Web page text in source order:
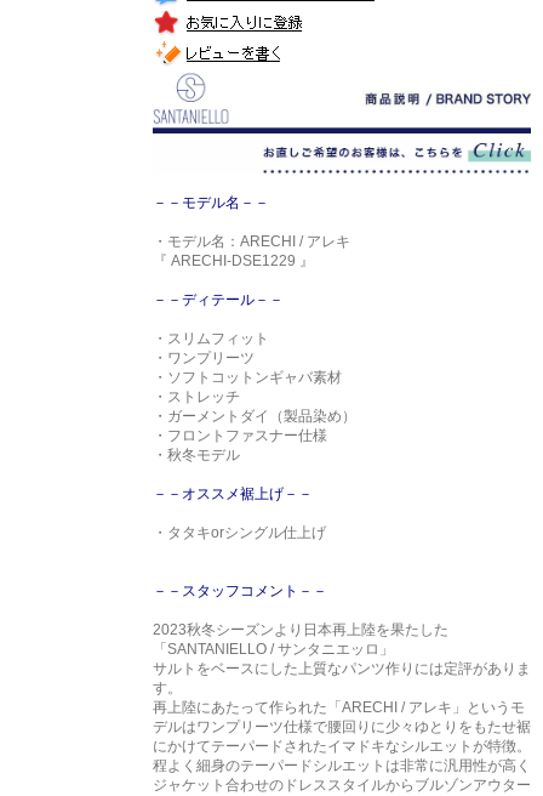
－－モデル名－－
・モデル名：ARECHI / アレキ
『 ARECHI-DSE1229 』
－－ディテール－－
・スリムフィット
・ワンプリーツ
・ソフトコットンギャバ素材
・ストレッチ
・ガーメントダイ（製品染め）
・フロントファスナー仕様
・秋冬モデル
－－オススメ裾上げ－－
・タタキorシングル仕上げ
－－スタッフコメント－－
2023秋冬シーズンより日本再上陸を果たした
「SANTANIELLO / サンタニエッロ」
サルトをベースにした上質なパンツ作りには定評がありま
す。
再上陸にあたって作られた「ARECHI / アレキ」というモ
デルはワンプリーツ仕様で腰回りに少々ゆとりをもたせ裾
にかけてテーパードされたイマドキなシルエットが特徴。
程よく細身のテーパードシルエットは非常に汎用性が高く
ジャケット合わせのドレススタイルからブルゾンアウター